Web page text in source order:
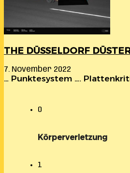
THE DÜSSELDORF
7. November 2022
… Punktesystem ….
0
Körperverletzung
1